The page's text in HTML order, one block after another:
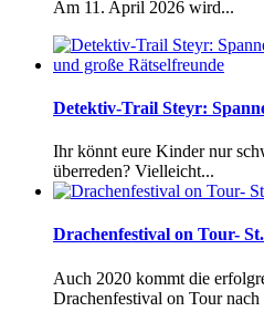
Am 11. April 2026 wird...
Detektiv-Trail Steyr:
Ihr könnt eure Kinder nur
überreden? Vielleicht...
Drachenfestival on Tour-
Auch 2020 kommt die
Drachenfestival on Tour nach